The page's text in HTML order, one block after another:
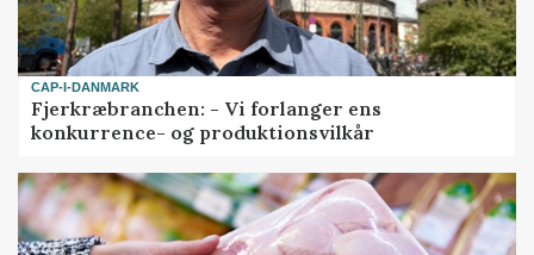
CAP-I-DANMARK
Fjerkræbranchen: - Vi forlanger ens
konkurrence- og produktionsvilkår